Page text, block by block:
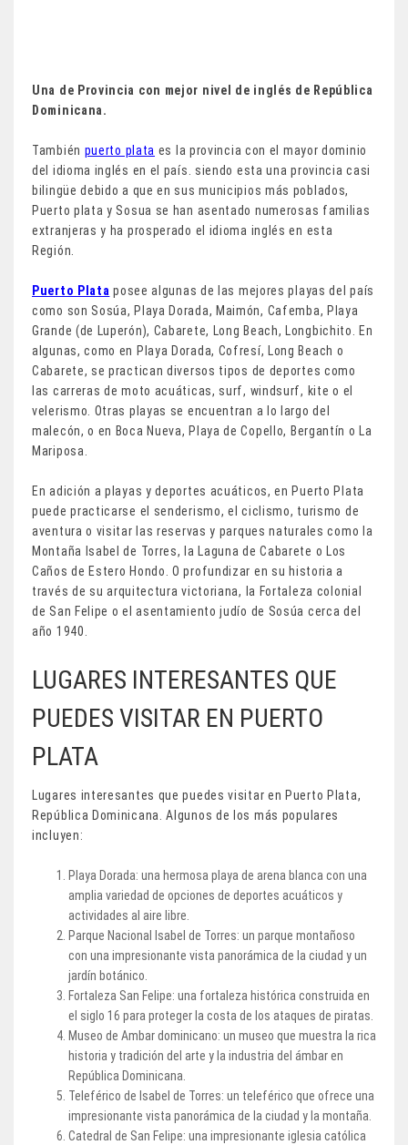
Una de Provincia con mejor nivel de inglés de República
Dominicana.
También puerto plata es la provincia con el mayor dominio
del idioma inglés en el país. siendo esta una provincia casi
bilingüe debido a que en sus municipios más poblados,
Puerto plata y Sosua se han asentado numerosas familias
extranjeras y ha prosperado el idioma inglés en esta
Región.
Puerto Plata posee algunas de las mejores playas del país
como son Sosúa, Playa Dorada, Maimón, Cafemba, Playa
Grande (de Luperón), Cabarete, Long Beach, Longbichito. En
algunas, como en Playa Dorada, Cofresí, Long Beach o
Cabarete, se practican diversos tipos de deportes como
las carreras de moto acuáticas, surf, windsurf, kite o el
velerismo. Otras playas se encuentran a lo largo del
malecón, o en Boca Nueva, Playa de Copello, Bergantín o La
Mariposa.
En adición a playas y deportes acuáticos, en Puerto Plata
puede practicarse el senderismo, el ciclismo, turismo de
aventura o visitar las reservas y parques naturales como la
Montaña Isabel de Torres, la Laguna de Cabarete o Los
Caños de Estero Hondo. O profundizar en su historia a
través de su arquitectura victoriana, la Fortaleza colonial
de San Felipe o el asentamiento judío de Sosúa cerca del
año 1940.
LUGARES INTERESANTES QUE
PUEDES VISITAR EN PUERTO
PLATA
Lugares interesantes que puedes visitar en Puerto Plata,
República Dominicana. Algunos de los más populares
incluyen:
Playa Dorada: una hermosa playa de arena blanca con una
amplia variedad de opciones de deportes acuáticos y
actividades al aire libre.
Parque Nacional Isabel de Torres: un parque montañoso
con una impresionante vista panorámica de la ciudad y un
jardín botánico.
Fortaleza San Felipe: una fortaleza histórica construida en
el siglo 16 para proteger la costa de los ataques de piratas.
Museo de Ambar dominicano: un museo que muestra la rica
historia y tradición del arte y la industria del ámbar en
República Dominicana.
Teleférico de Isabel de Torres: un teleférico que ofrece una
impresionante vista panorámica de la ciudad y la montaña.
Catedral de San Felipe: una impresionante iglesia católica